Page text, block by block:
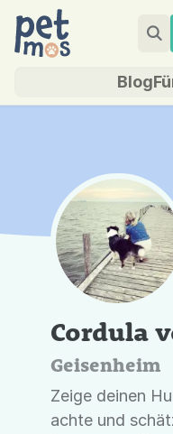
Blog
Cordula
Geisenheim
Zeige deinen
achte und